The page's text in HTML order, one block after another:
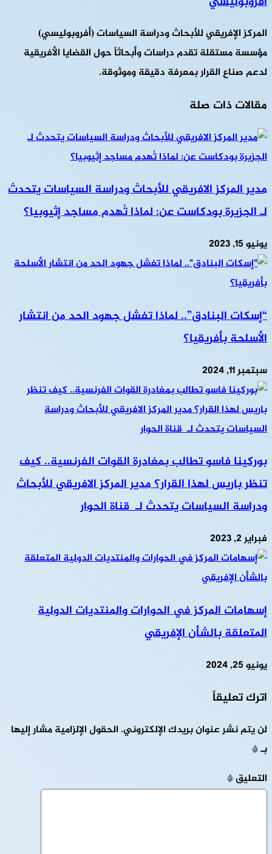
المركز الإفريقي للأبحاث ودراسة السياسات (أفروبوليسي)
مؤسسة مستقلة تقدم دراسات وأبحاثاً حول القضايا الأفريقية
لدعم صناع القرار بمعرفة دقيقة وموثوقة.
مقالات ذات صلة
مدير المركز الافريقي للأبحاث ودراسة السياسات يتحدث
لـ الجزيرة بودكاست عن: لماذا تُهدم مساجد إثيوبيا؟
يونيو 15, 2023
“إسكات البنادق”.. لماذا تفشل جهود الحد من انتشار
الأسلحة بأفريقيا؟
سبتمبر 11, 2024
بوركينا فاسو تطالب بمغادرة القوات الفرنسية.. كيف
تنظر باريس لهذا القرار؟ مدير المركز الافريقي للأبحاث
ودراسة السياسات يتحدث لـ قناة الحوار
فبراير 2, 2023
إسهامات المركز في الحوارات والمنتديات الدولية
المتعلقة بالشأن الإفريقي
يونيو 25, 2024
اترك تعليقاً
لن يتم نشر عنوان بريدك الإلكتروني. الحقول الإلزامية مشار إليها
بـ*
التعليق*